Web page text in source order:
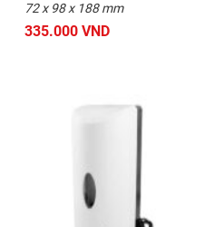
72 x 98 x 188 mm
335.000 VND